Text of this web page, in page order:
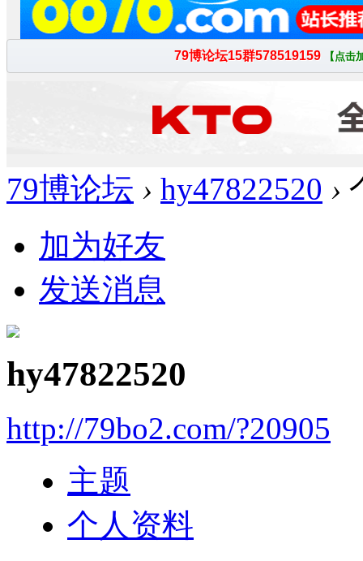
79博论坛 › hy47822520 ›
加为好友
发送消息
hy47822520
http://79bo2.com/?20905
主题
个人资料